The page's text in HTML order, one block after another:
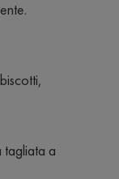
tagliata a